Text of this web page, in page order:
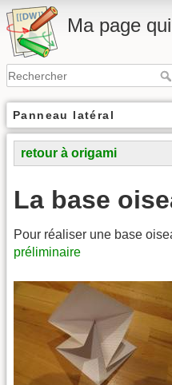
Ma page
Panneau latéral
retour à origami
La base
Pour réaliser une base
préliminaire